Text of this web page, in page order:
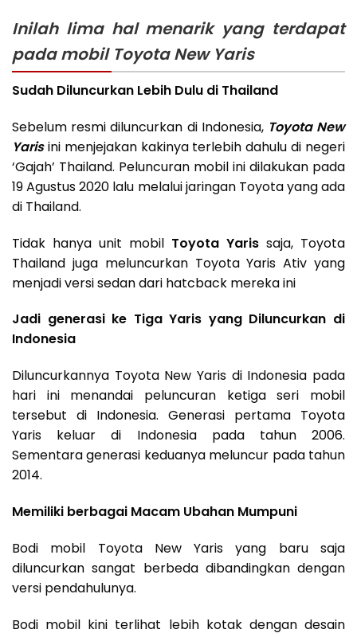
Inilah lima hal menarik yang terdapat
pada mobil Toyota New Yaris
Sudah Diluncurkan Lebih Dulu di Thailand
Sebelum resmi diluncurkan di Indonesia, Toyota New
Yaris ini menjejakan kakinya terlebih dahulu di negeri
‘Gajah’ Thailand. Peluncuran mobil ini dilakukan pada
19 Agustus 2020 lalu melalui jaringan Toyota yang ada
di Thailand.
Tidak hanya unit mobil Toyota Yaris saja, Toyota
Thailand juga meluncurkan Toyota Yaris Ativ yang
menjadi versi sedan dari hatcback mereka ini
Jadi generasi ke Tiga Yaris yang Diluncurkan di
Indonesia
Diluncurkannya Toyota New Yaris di Indonesia pada
hari ini menandai peluncuran ketiga seri mobil
tersebut di Indonesia. Generasi pertama Toyota
Yaris keluar di Indonesia pada tahun 2006.
Sementara generasi keduanya meluncur pada tahun
2014.
Memiliki berbagai Macam Ubahan Mumpuni
Bodi mobil Toyota New Yaris yang baru saja
diluncurkan sangat berbeda dibandingkan dengan
versi pendahulunya.
Bodi mobil kini terlihat lebih kotak dengan desain